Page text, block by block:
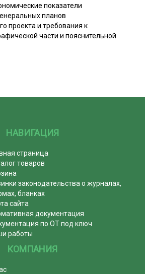
показатели
планов
проекта и требования к
части и пояснительной
НАВИГАЦИЯ
страница
товаров
законодательства о журналах,
бланках
сайта
документация
по ОТ под ключ
работы
КОМПАНИЯ